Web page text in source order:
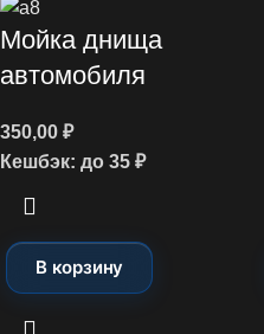
Мойка днища
автомобиля
350,00 ₽
Кешбэк: до 35 ₽
В корзину